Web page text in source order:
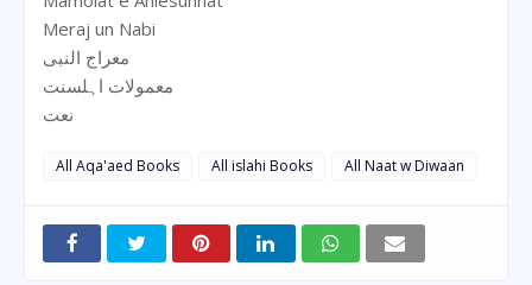
Meraj un Nabi
معراج النبی
معمولات اہلسنت
نعت
All Aqa'aed Books All islahi Books All Naat w Diwaan